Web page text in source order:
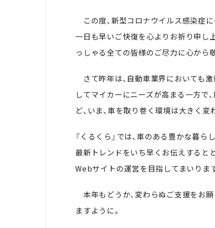
この度、新型コロナウイルス感染症
一日も早いご快復を心よりお祈り申し
っしゃる全ての皆様のご尽力に心から
さて昨年は、自動車業界においても
してマイカーにニーズが高まる一方で、
ど、いま、車を取り巻く環境は大きく変
『くるくら』では、 車のある豊かな暮ら
最新トレンドをいち早くお伝えするとと
Webサイトの運営を目指してまいりま
本年もどうか、変わらぬご支援をお
ますように。